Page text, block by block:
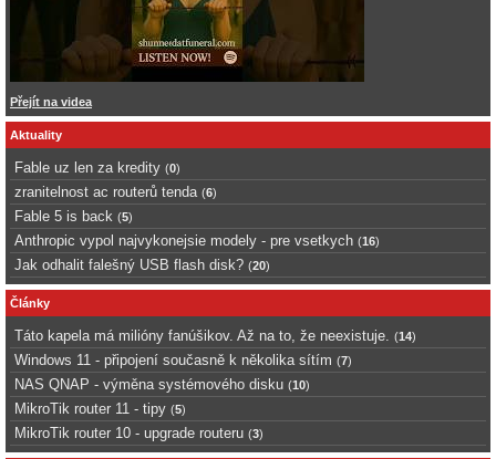
Přejít na videa
Aktuality
Fable uz len za kredity (0)
zranitelnost ac routerů tenda (6)
Fable 5 is back (5)
Anthropic vypol najvykonejsie modely - pre vsetkych (16)
Jak odhalit falešný USB flash disk? (20)
Články
Táto kapela má milióny fanúšikov. Až na to, že neexistuje. (14)
Windows 11 - připojení současně k několika sítím (7)
NAS QNAP - výměna systémového disku (10)
MikroTik router 11 - tipy (5)
MikroTik router 10 - upgrade routeru (3)